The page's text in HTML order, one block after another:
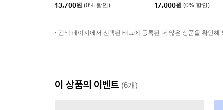
13,700원 (0% 할인)
17,000원 (0% 할인)
검색 페이지에서 선택된 태그에 등록된 더 많은 상품을 확인해
이 상품의 이벤트 (6개)